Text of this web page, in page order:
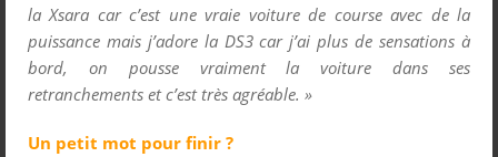
la Xsara car c’est une vraie voiture de course avec de la
puissance mais j’adore la DS3 car j’ai plus de sensations à
bord, on pousse vraiment la voiture dans ses
retranchements et c’est très agréable. »
Un petit mot pour finir ?